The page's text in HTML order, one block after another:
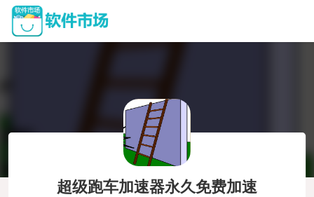
超级跑车加速器永久免费加速